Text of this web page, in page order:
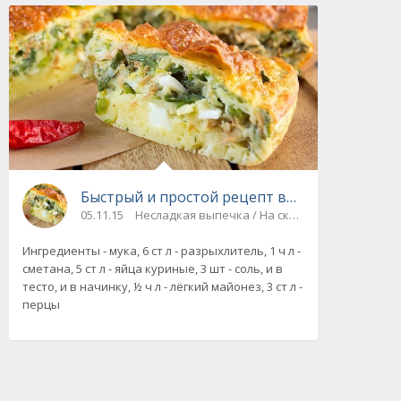
Быстрый и простой рецепт выпечки:
05.11.15 Несладкая выпечка / На скорую руку
Ингредиенты - мука, 6 ст л - разрыхлитель, 1 ч л -
сметана, 5 ст л - яйца куриные, 3 шт - соль, и в
тесто, и в начинку, ½ ч л - лёгкий майонез, 3 ст л -
перцы